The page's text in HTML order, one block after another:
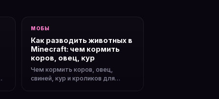
МОБЫ
Как разводить животных в
Minecraft: чем кормить
коров, овец, кур
Чем кормить коров, овец,
свиней, кур и кроликов для